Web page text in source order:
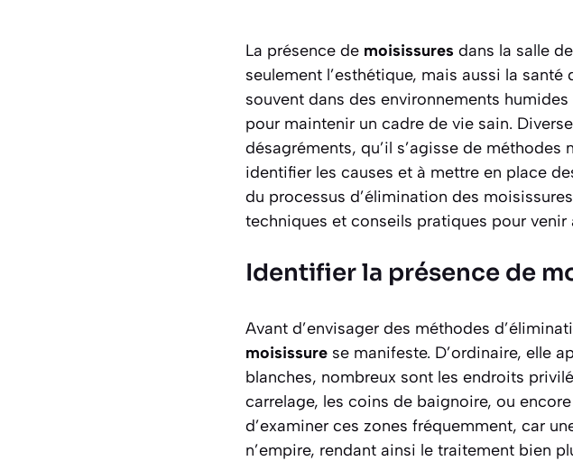
La présence de moisissures dans la salle
seulement l’esthétique, mais aussi la
souvent dans des environnements
pour maintenir un cadre de vie sain.
désagréments, qu’il s’agisse de
identifier les causes et à mettre en place
du processus d’élimination des
techniques et conseils pratiques pour
Identifier la présence de
Avant d’envisager des méthodes
moisissure se manifeste. D’ordinaire, elle
blanches, nombreux sont les endroits
carrelage, les coins de baignoire, ou
d’examiner ces zones fréquemment, car
n’empire, rendant ainsi le traitement bien